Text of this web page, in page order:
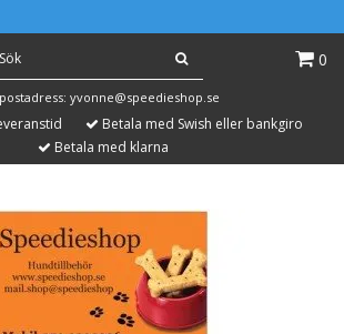
0
yvonne@speedieshop.se
Betala med Swish eller bankgiro
Betala med klarna